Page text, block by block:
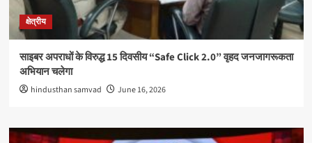
क्षेत्रीय
साइबर अपराधों के विरुद्ध 15 दिवसीय “Safe Click 2.0” वृहद जनजागरूकता
अभियान चलेगा
hindusthan samvad June 16, 2026